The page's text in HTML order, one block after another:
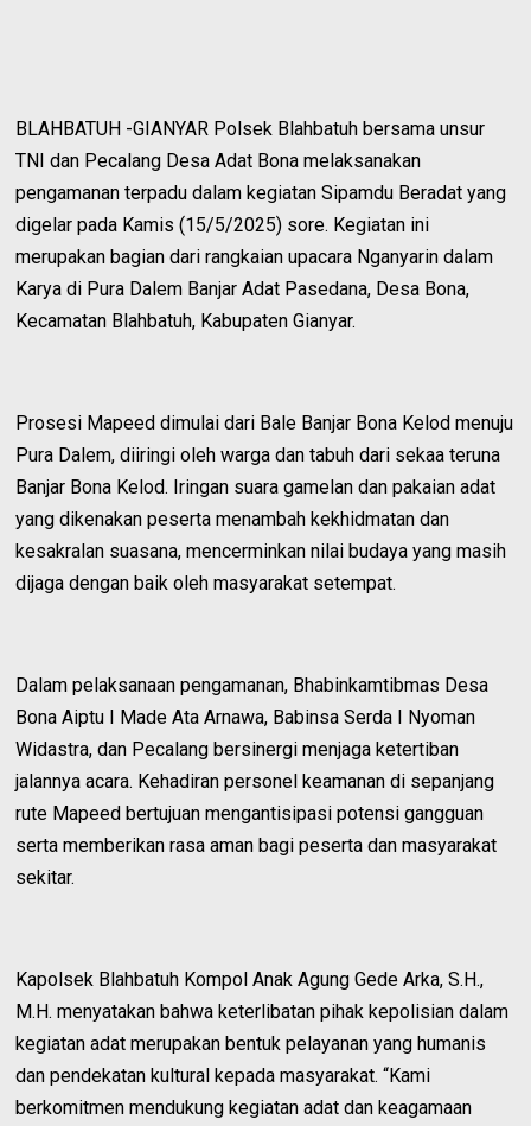
BLAHBATUH -GIANYAR Polsek Blahbatuh bersama unsur
TNI dan Pecalang Desa Adat Bona melaksanakan
pengamanan terpadu dalam kegiatan Sipamdu Beradat yang
digelar pada Kamis (15/5/2025) sore. Kegiatan ini
merupakan bagian dari rangkaian upacara Nganyarin dalam
Karya di Pura Dalem Banjar Adat Pasedana, Desa Bona,
Kecamatan Blahbatuh, Kabupaten Gianyar.
Prosesi Mapeed dimulai dari Bale Banjar Bona Kelod menuju
Pura Dalem, diiringi oleh warga dan tabuh dari sekaa teruna
Banjar Bona Kelod. Iringan suara gamelan dan pakaian adat
yang dikenakan peserta menambah kekhidmatan dan
kesakralan suasana, mencerminkan nilai budaya yang masih
dijaga dengan baik oleh masyarakat setempat.
Dalam pelaksanaan pengamanan, Bhabinkamtibmas Desa
Bona Aiptu I Made Ata Arnawa, Babinsa Serda I Nyoman
Widastra, dan Pecalang bersinergi menjaga ketertiban
jalannya acara. Kehadiran personel keamanan di sepanjang
rute Mapeed bertujuan mengantisipasi potensi gangguan
serta memberikan rasa aman bagi peserta dan masyarakat
sekitar.
Kapolsek Blahbatuh Kompol Anak Agung Gede Arka, S.H.,
M.H. menyatakan bahwa keterlibatan pihak kepolisian dalam
kegiatan adat merupakan bentuk pelayanan yang humanis
dan pendekatan kultural kepada masyarakat. “Kami
berkomitmen mendukung kegiatan adat dan keagamaan